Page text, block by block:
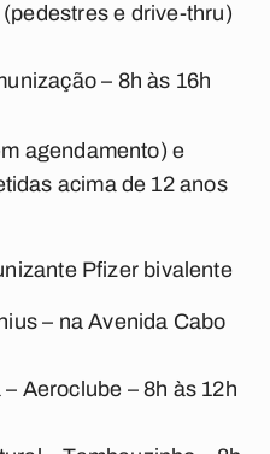
e drive-thru)
– 8h às 16h
agendamento) e
acima de 12 anos
Pfizer bivalente
– na Avenida Cabo
Aeroclube – 8h às 12h